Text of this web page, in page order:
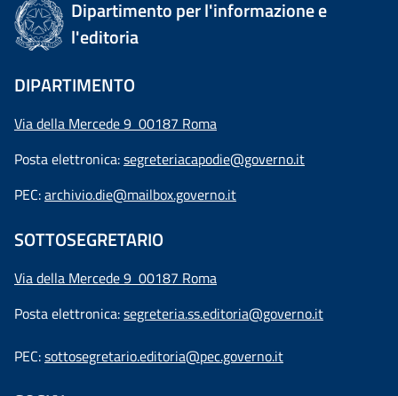
Dipartimento per l'informazione e
l'editoria
DIPARTIMENTO
Via della Mercede 9 00187 Roma
Posta elettronica:segreteriacapodie@governo.it
PEC:archivio.die@mailbox.governo.it
SOTTOSEGRETARIO
Via della Mercede 9 00187 Roma
Posta elettronica:segreteria.ss.editoria@governo.it
PEC:sottosegretario.editoria@pec.governo.it